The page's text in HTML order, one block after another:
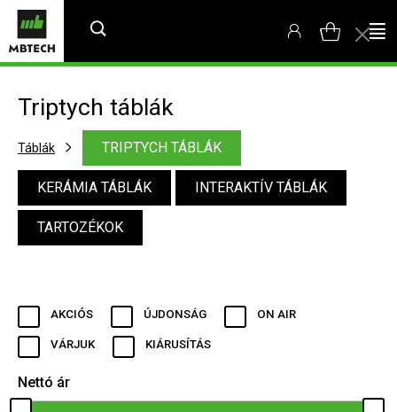
Triptych táblák
Táblák TRIPTYCH TÁBLÁK
KERÁMIA TÁBLÁK INTERAKTÍV TÁBLÁK
TARTOZÉKOK
AKCIÓS ÚJDONSÁG ON AIR
VÁRJUK KIÁRUSÍTÁS
Nettó ár